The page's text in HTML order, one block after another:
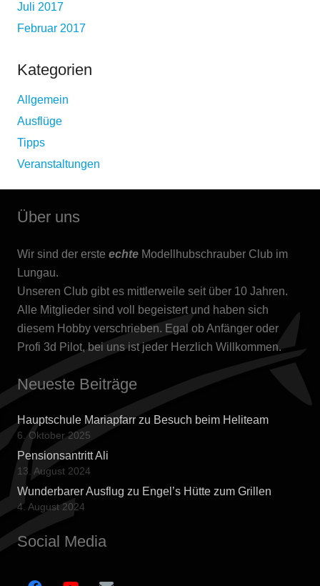
Juli 2017
Februar 2017
Kategorien
Allgemein
Ausflüge
Tipps
Veranstaltungen
Über uns
Wir sind der erste echte Modellhubschrauber Club im
Lungau.
Unseren Club gibt es mittlerweile seit über 10 Jahren.
Alle Mitglieder sind voll begeistert und haben sich
diesem Hobby verschrieben. Egal ob Anfänger oder
Profi 3d Pilot, bei uns ist jeder Herzlich Willkommen.
Neueste Beiträge
Hauptschule Mariapfarr zu Besuch beim Heliteam
6. Oktober 2025
Pensionsantritt Ali
13. August 2024
Wunderbarer Ausflug zu Engel’s Hütte zum Grillen
4. August 2024
Social Media